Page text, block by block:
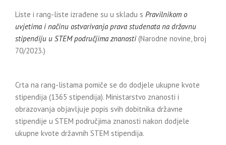
Liste i rang-liste izrađene su u skladu s Pravilnikom o
uvjetima i načinu ostvarivanja prava studenata na državnu
stipendiju u STEM područjima znanosti(Narodne novine, broj
70/2023.)
Crta na rang-listama pomiče se do dodjele ukupne kvote
stipendija (1365 stipendija). Ministarstvo znanosti i
obrazovanja objavljuje popis svih dobitnika državne
stipendije u STEM područjima znanosti nakon dodjele
ukupne kvote državnih STEM stipendija.